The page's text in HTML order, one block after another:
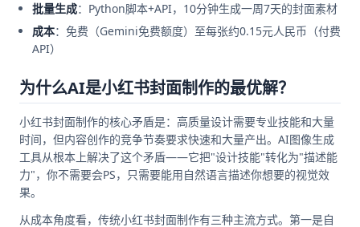
批量生成：Python脚本+API，10分钟生成一周7天的封面素材
成本：免费（Gemini免费额度）至每张约0.15元人民币（付费
API）
为什么AI是小红书封面制作的最优解？
小红书封面制作的核心矛盾是：高质量设计需要专业技能和大量
时间，但内容创作的竞争节奏要求快速和大量产出。AI图像生成
工具从根本上解决了这个矛盾——它把"设计技能"转化为"描述能
力"，你不需要会PS，只需要能用自然语言描述你想要的视觉效
果。
从成本角度看，传统小红书封面制作有三种主流方式。第一是自